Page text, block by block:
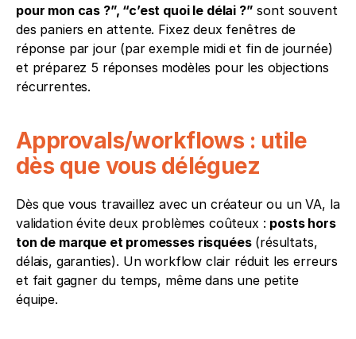
pour mon cas ?”, “c’est quoi le délai ?” sont souvent
des paniers en attente. Fixez deux fenêtres de
réponse par jour (par exemple midi et fin de journée)
et préparez 5 réponses modèles pour les objections
récurrentes.
Approvals/workflows : utile
dès que vous déléguez
Dès que vous travaillez avec un créateur ou un VA, la
validation évite deux problèmes coûteux : posts hors
ton de marque et promesses risquées (résultats,
délais, garanties). Un workflow clair réduit les erreurs
et fait gagner du temps, même dans une petite
équipe.